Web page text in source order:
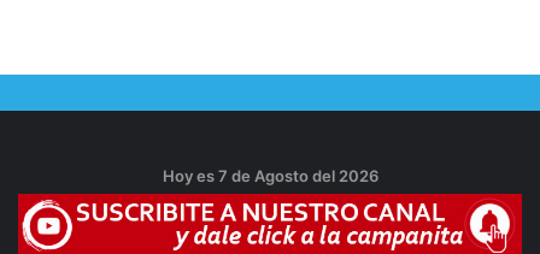
Hoy es 7 de Agosto del 2026